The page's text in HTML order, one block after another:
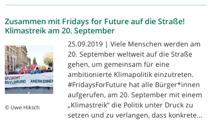
Zusammen mit Fridays for Future auf die Straße!
Klimastreik am 20. September
© Uwe Hiksch
25.09.2019 | Viele Menschen werden am
20. September weltweit auf die Straße
gehen, um gemeinsam für eine
ambitionierte Klimapolitik einzutreten.
#FridaysForFuture hat alle Bürger*innen
aufgerufen, am 20. September mit einem
„Klimastreik“ die Politik unter Druck zu
setzen und zu verlangen, dass konkrete...